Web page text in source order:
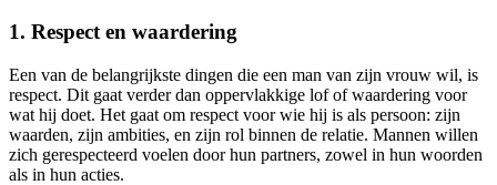
1. Respect en waardering
Een van de belangrijkste dingen die een man van zijn vrouw wil, is
respect. Dit gaat verder dan oppervlakkige lof of waardering voor
wat hij doet. Het gaat om respect voor wie hij is als persoon: zijn
waarden, zijn ambities, en zijn rol binnen de relatie. Mannen willen
zich gerespecteerd voelen door hun partners, zowel in hun woorden
als in hun acties.